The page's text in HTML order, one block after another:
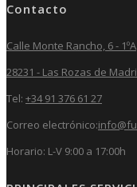
Contacto
Calle Monte Rancho, 6 - 1ºA
28231 - Las Rozas de
Tel: +34 91 376 61 27
Correo electrónico:
Horario: L-V 9:00 a 17:00h